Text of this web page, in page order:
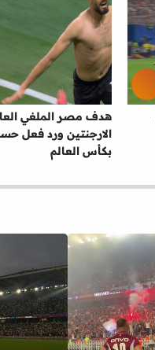
هدف مصر الملغي
الارجنتين ورد فعل
بكأس العالم